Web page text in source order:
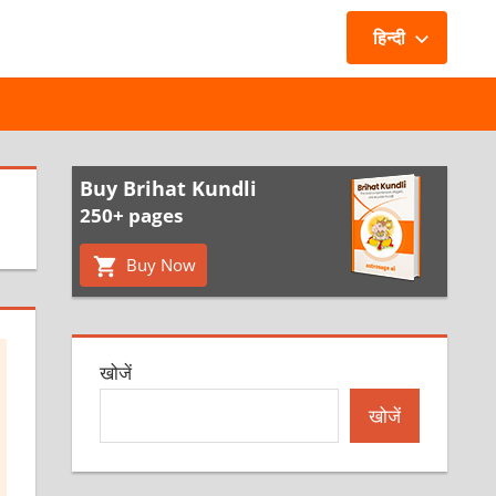
हिन्दी
Buy Brihat Kundli
250+ pages
Buy Now
खोजें
खोजें